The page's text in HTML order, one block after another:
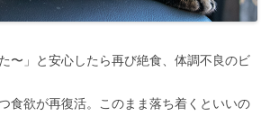
〜」と安心したら再び絶食、体調不良のビ
食欲が再復活。このまま落ち着くといいの